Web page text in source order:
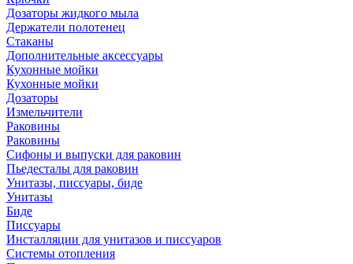
Дозаторы жидкого мыла
Держатели полотенец
Стаканы
Дополнительные аксессуары
Кухонные мойки
Кухонные мойки
Дозаторы
Измельчители
Раковины
Раковины
Сифоны и выпуски для раковин
Пьедесталы для раковин
Унитазы, писсуары, биде
Унитазы
Биде
Писсуары
Инсталляции для унитазов и писсуаров
Системы отопления